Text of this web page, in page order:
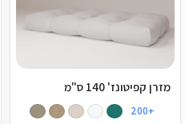
עודפים
קטלוג
מזרן קפיטונז' 140 ס"מ
+200